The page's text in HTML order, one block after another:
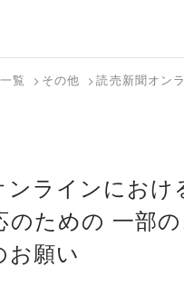
泊
フリーワード
行トップ
テーマから
探す
写真から探
す
行トップ
覧 その他 読売新聞オン
ンラインにおけ
のための 一部
お願い